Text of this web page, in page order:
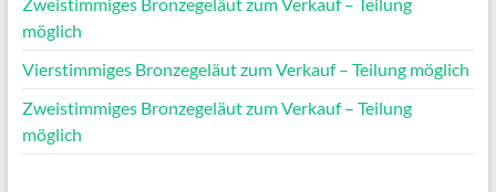
möglich
Vierstimmiges Bronzegeläut zum Verkauf – Teilung möglich
Zweistimmiges Bronzegeläut zum Verkauf – Teilung
möglich